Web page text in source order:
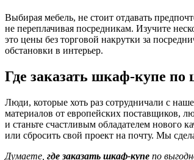
Выбирая мебель, не стоит отдавать
не переплачивая посредникам. Изучите
это цены без торговой накрутки за
обстановки в интерьер.
Где заказать шкаф-купе по
Люди, которые хоть раз сотрудничали с
материалов от европейских поставщиков,
и станьте счастливым обладателем нового
или сбросить свой проект на почту. Мы
Думаете, где заказать шкаф-купе по